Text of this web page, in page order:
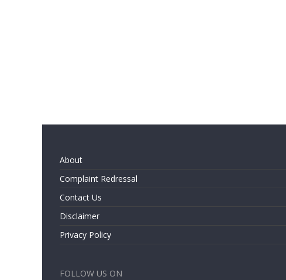
About
Complaint Redressal
Contact Us
Disclaimer
Privacy Policy
FOLLOW US ON